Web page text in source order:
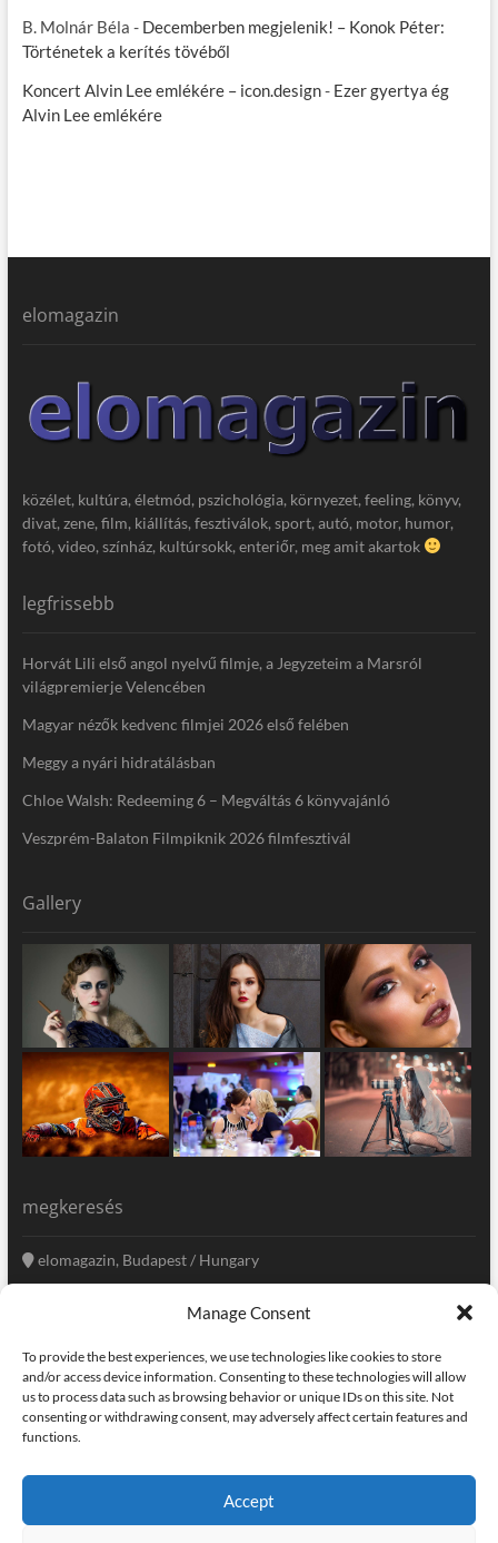
Manage Consent
To provide the best experiences, we use technologies like cookies to store
and/or access device information. Consenting to these technologies will allow
us to process data such as browsing behavior or unique IDs on this site. Not
consenting or withdrawing consent, may adversely affect certain features and
functions.
Accept
B. Molnár Béla - Decemberben megjelenik! – Konok Péter:
Történetek a kerítés tövéből
Koncert Alvin Lee emlékére – icon.design- Ezer gyertya ég
Alvin Lee emlékére
elomagazin
közélet, kultúra, életmód, pszichológia, környezet, feeling, könyv,
divat, zene, film, kiállítás, fesztiválok, sport, autó, motor, humor,
fotó, video, színház, kultúrsokk, enteriőr, meg amit akartok
legfrissebb
Horvát Lili első angol nyelvű filmje, a Jegyzeteim a Marsról
világpremierje Velencében
Magyar nézők kedvenc filmjei 2026 első felében
Meggy a nyári hidratálásban
Chloe Walsh: Redeeming 6 – Megváltás 6 könyvajánló
Veszprém-Balaton Filmpiknik 2026 filmfesztivál
Gallery
megkeresés
elomagazin, Budapest / Hungary
szerkesztoseg@elomagazin.com
elomagazin
home adatvédelem impresszum kapcsolat